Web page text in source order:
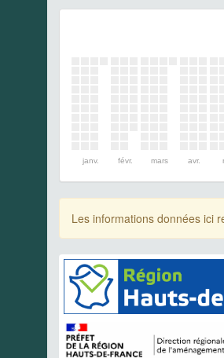
janv. févr. mars avr.
Les informations données ici